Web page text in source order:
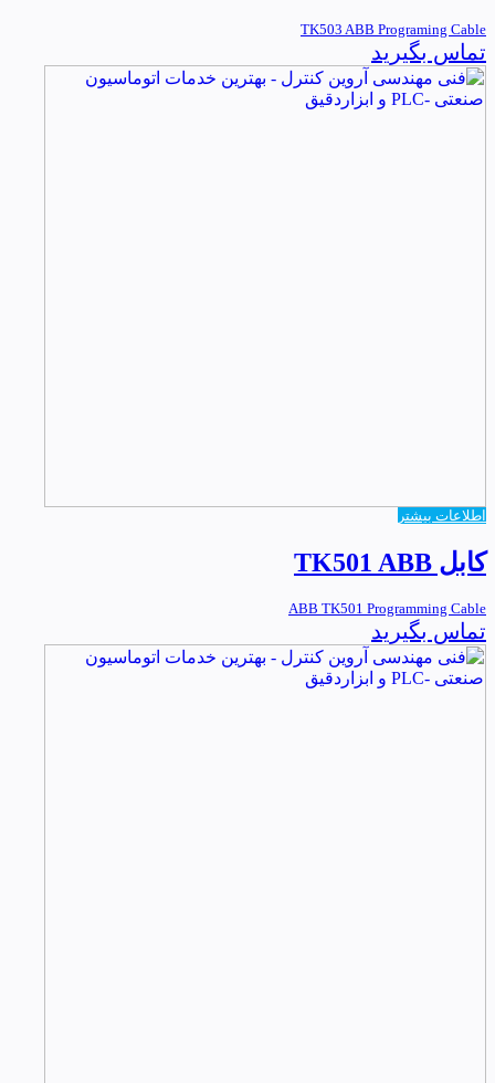
TK503 ABB Programing Cable
تماس بگیرید
اطلاعات بیشتر
کابل TK501 ABB
ABB TK501 Programming Cable
تماس بگیرید